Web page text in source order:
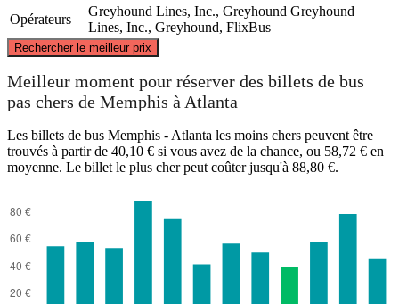
Opérateurs
Greyhound Lines, Inc., Greyhound Greyhound
Lines, Inc., Greyhound, FlixBus
Rechercher le meilleur prix
©CARTO, ©OpenStreetMap
Meilleur moment pour réserver des billets de bus
pas chers de Memphis à Atlanta
Les billets de bus Memphis - Atlanta les moins chers peuvent être
trouvés à partir de 40,10 € si vous avez de la chance, ou 58,72 € en
moyenne. Le billet le plus cher peut coûter jusqu'à 88,80 €.